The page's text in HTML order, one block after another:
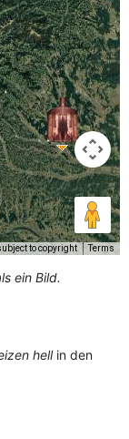
to copyright Terms
ein Bild.
hellin den